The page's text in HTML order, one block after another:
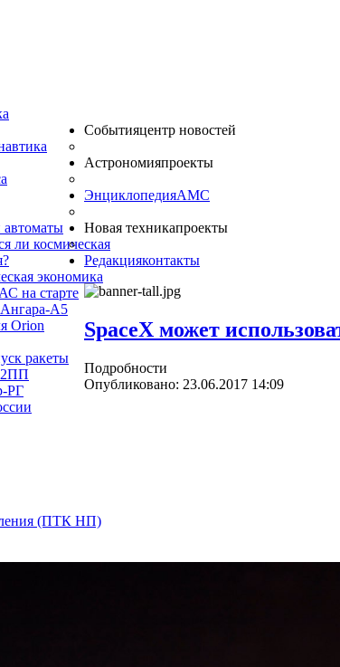
ли космическая
экономика
Событияцентр новостей
на старте
А5
Orion
ракеты
Астрономияпроекты
РГ
ЭнциклопедияАМС
Новая техникапроекты
(ПТК НП)
Редакцияконтакты
SpaceX может
Подробности
Опубликовано: 23.06.2017 14:09